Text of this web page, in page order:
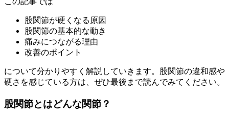
股関節が硬くなる原因
股関節の基本的な動き
痛みにつながる理由
改善のポイント
について分かりやすく解説していきます。股関節の違和感や
硬さを感じている方は、ぜひ最後まで読んでみてください。
股関節とはどんな関節？